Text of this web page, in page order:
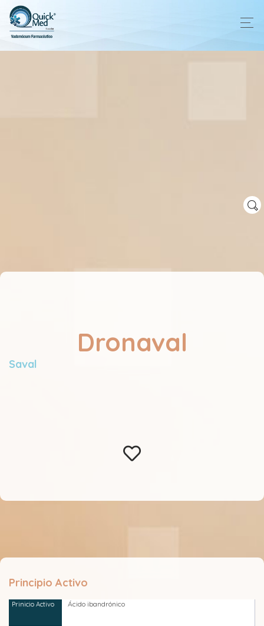
Dronaval
Saval
Principio Activo
Ácido ibandrónico